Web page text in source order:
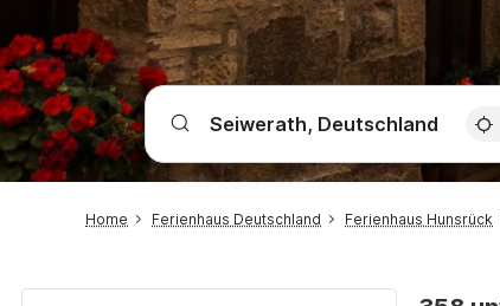
Home Ferienhaus Deutschland Ferienhaus Hunsrück